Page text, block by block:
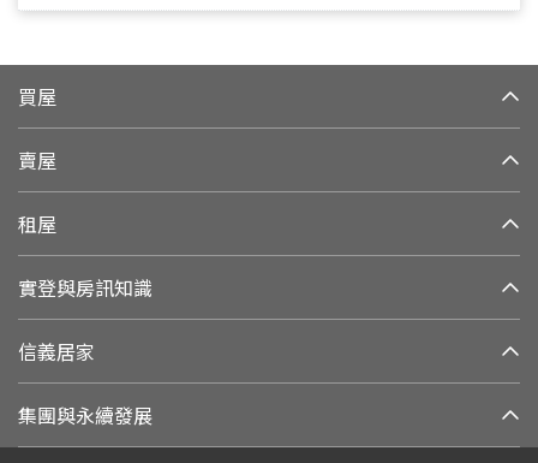
買屋
賣屋
租屋
實登與房訊知識
信義居家
集團與永續發展